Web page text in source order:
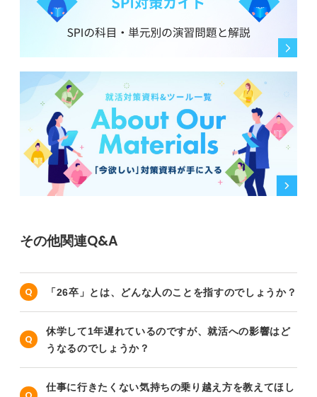
その他関連Q&A
「26卒」とは、どんな人のことを指すのでしょうか？
休学して1年遅れているのですが、就活への影響はど
うなるのでしょうか？
仕事に行きたくない気持ちの乗り越え方を教えてほし